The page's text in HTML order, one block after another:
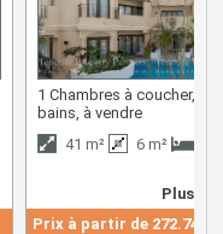
1 Chambres à coucher, 1
bains, à vendre
41 m²
6 m²
Plus
Prix à partir de 272.745 €